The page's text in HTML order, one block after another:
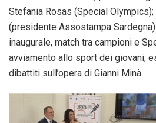
Stefania Rosas (Special
(presidente Assostampa
inaugurale, match tra campioni e
avviamento allo sport dei giovani,
dibattiti sull’opera di Gianni Minà.